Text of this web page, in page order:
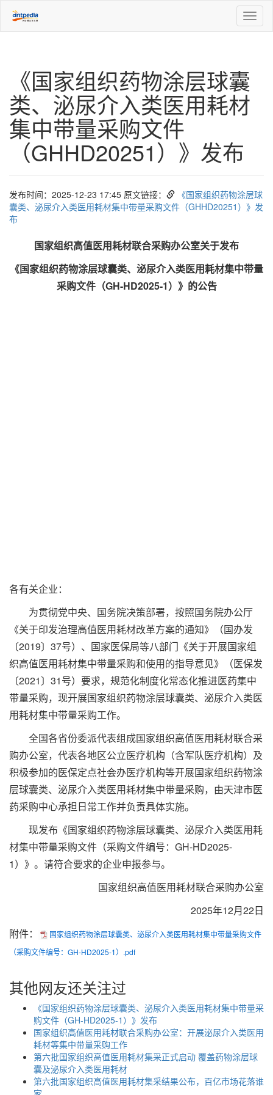
《国家组织药物涂层球囊
类、泌尿介入类医用耗材
集中带量采购文件
（GHHD20251）》发布
发布时间：2025-12-23 17:45 原文链接：
《国家组织药物涂层球
囊类、泌尿介入类医用耗材集中带量采购文件（GHHD20251）》发
布
国家组织高值医用耗材联合采购办公室关于发布
《国家组织药物涂层球囊类、泌尿介入类医用耗材集中带量
采购文件（GH-HD2025-1）》的公告
各有关企业：
为贯彻党中央、国务院决策部署，按照国务院办公厅
《关于印发治理高值医用耗材改革方案的通知》（国办发
〔2019〕37号）、国家医保局等八部门《关于开展国家组
织高值医用耗材集中带量采购和使用的指导意见》（医保发
〔2021〕31号）要求，规范化制度化常态化推进医药集中
带量采购，现开展国家组织药物涂层球囊类、泌尿介入类医
用耗材集中带量采购工作。
全国各省份委派代表组成国家组织高值医用耗材联合采
购办公室，代表各地区公立医疗机构（含军队医疗机构）及
积极参加的医保定点社会办医疗机构等开展国家组织药物涂
层球囊类、泌尿介入类医用耗材集中带量采购，由天津市医
药采购中心承担日常工作并负责具体实施。
现发布《国家组织药物涂层球囊类、泌尿介入类医用耗
材集中带量采购文件（采购文件编号：GH-HD2025-
1）》。请符合要求的企业申报参与。
国家组织高值医用耗材联合采购办公室
2025年12月22日
附件：
国家组织药物涂层球囊类、泌尿介入类医用耗材集中带量采购文件
（采购文件编号：GH-HD2025-1）.pdf
其他网友还关注过
《国家组织药物涂层球囊类、泌尿介入类医用耗材集中带量采
购文件（GH-HD2025-1）》发布
国家组织高值医用耗材联合采购办公室：开展泌尿介入类医用
耗材等集中带量采购工作
第六批国家组织高值医用耗材集采正式启动 覆盖药物涂层球
囊及泌尿介入类医用耗材
第六批国家组织高值医用耗材集采结果公布，百亿市场花落谁